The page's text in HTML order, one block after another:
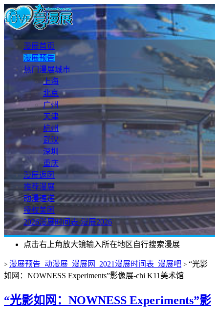
漫展首页
漫展预告
热门漫展城市
上海
北京
广州
天津
杭州
武汉
深圳
重庆
漫展返图
推荐漫展
动漫速递
授权美图
2026漫展时间表-漫展2026
点击右上角放大镜输入所在地区自行搜索漫展
> 漫展预告_动漫展_漫展网_2021漫展时间表_漫展吧 > “光影
如网：NOWNESS Experiments”影像展-chi K11美术馆
“光影如网：NOWNESS Experiments”影